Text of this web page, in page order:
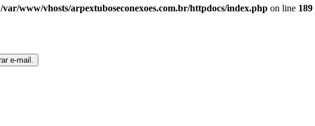
/var/www/vhosts/arpextuboseconexoes.com.br/httpdocs/index.php on line 189